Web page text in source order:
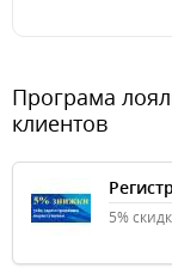
Програма
клиентов
5%